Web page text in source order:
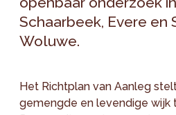
Schaarbeek, Evere en
Woluwe.
Het Richtplan van Aanleg
gemengde en levendige wijk